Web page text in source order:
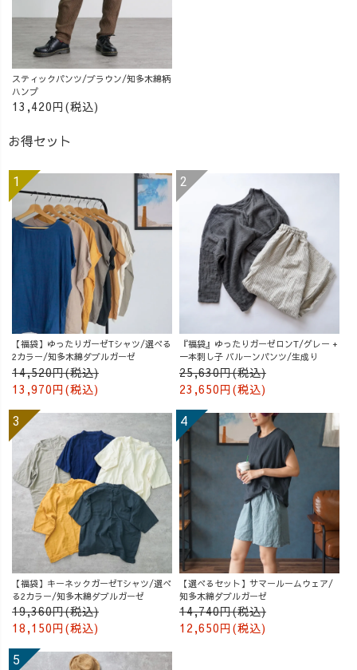
スティックパンツ/ブラウン/知多木綿柄
ハンプ
13,420円(税込)
お得セット
【福袋】ゆったりガーゼTシャツ/選べる
2カラー/知多木綿ダブルガーゼ
14,520円(税込)
13,970円(税込)
『福袋』ゆったりガーゼロンT/グレー +
一本刺し子 バルーンパンツ/生成り
25,630円(税込)
23,650円(税込)
【福袋】キーネックガーゼTシャツ/選べ
る2カラー/知多木綿ダブルガーゼ
19,360円(税込)
18,150円(税込)
【選べるセット】サマールームウェア/
知多木綿ダブルガーゼ
14,740円(税込)
12,650円(税込)